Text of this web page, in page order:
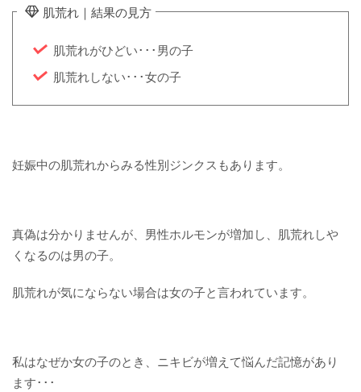
肌荒れ｜結果の見方
肌荒れがひどい･･･男の子
肌荒れしない･･･女の子
妊娠中の肌荒れからみる性別ジンクスもあります。
真偽は分かりませんが、男性ホルモンが増加し、肌荒れしや
くなるのは男の子。
肌荒れが気にならない場合は女の子と言われています。
私はなぜか女の子のとき、ニキビが増えて悩んだ記憶があり
ます･･･